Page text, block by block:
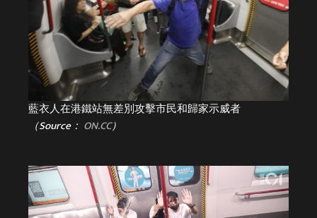
藍衣人在港鐵站無差別攻擊市民和歸家示威者
（Source： ON.CC）